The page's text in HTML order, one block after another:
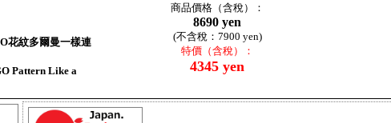
商品價格（含稅）：
8690 yen
(不含稅：7900 yen)
特價（含稅）：
4345 yen
花紋多爾曼一樣連
Pattern Like a